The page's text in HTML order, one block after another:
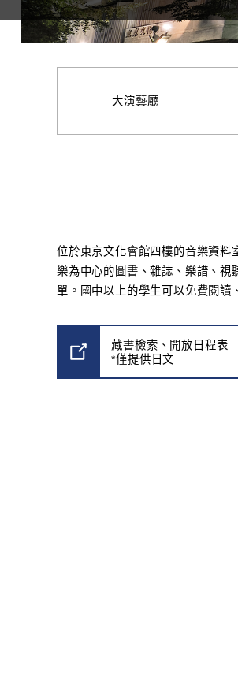
大演藝廳
位於東京文化會館四樓的音樂資料
樂為中心的圖書、雜誌、樂譜、視
單。國中以上的學生可以免費閱讀
藏書檢索、開放日程表
*僅提供日文